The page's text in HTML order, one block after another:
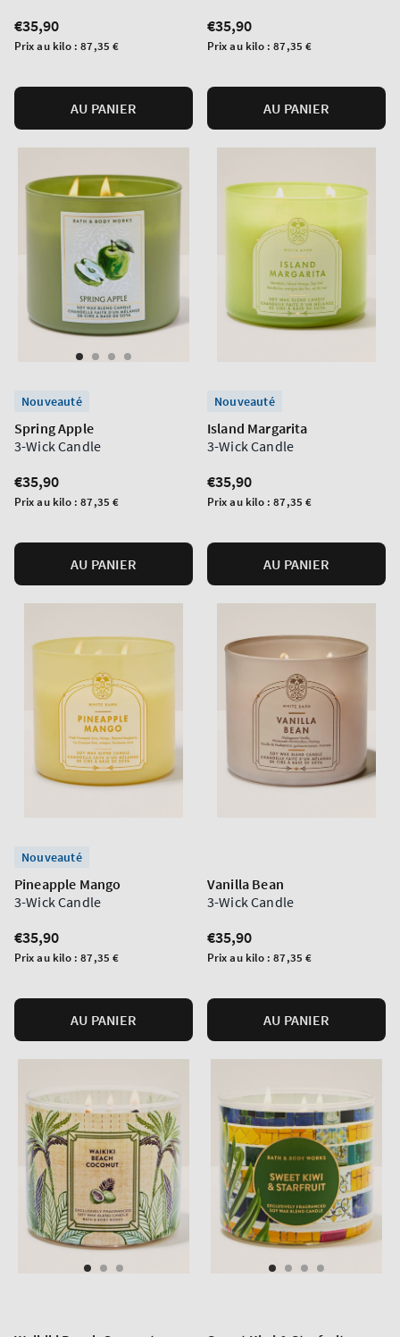
Prix
normal
€35,90
Prix
Prix au kilo :87,35 €
AU PANIER
Prix
normal
€35,90
Prix
Prix au kilo :87,35 €
AU PANIER
Nouveauté
Spring Apple
3-Wick Candle
Prix
normal
€35,90
Prix
Prix au kilo :87,35 €
AU PANIER
Nouveauté
Island Margarita
3-Wick Candle
Prix
normal
€35,90
Prix
Prix au kilo :87,35 €
AU PANIER
Nouveauté
Pineapple Mango
3-Wick Candle
Prix
normal
€35,90
Prix
Prix au kilo :87,35 €
AU PANIER
Vanilla Bean
3-Wick Candle
Prix
normal
€35,90
Prix
Prix au kilo :87,35 €
AU PANIER